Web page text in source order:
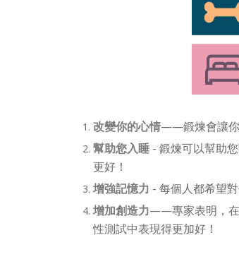
改變你的心情——鍛煉會讓你
幫助您入睡 - 鍛煉可以幫助
更好！
增強記憶力 - 每個人都希望
增加創造力——專家表明，在
性測試中表現得更加好！